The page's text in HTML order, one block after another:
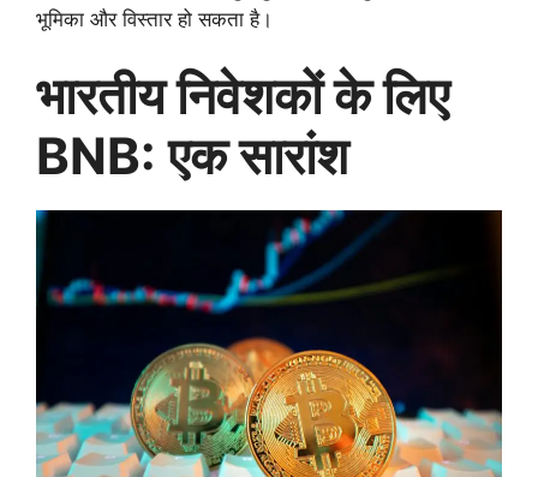
भूमिका और विस्तार हो सकता है।
भारतीय निवेशकों के लिए
BNB: एक सारांश